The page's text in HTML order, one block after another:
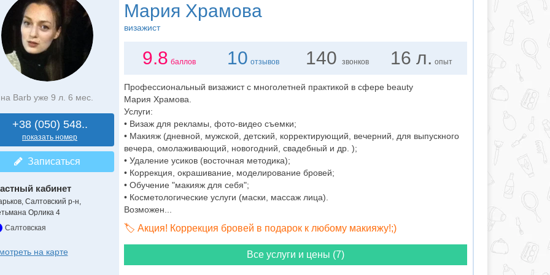
на Barb уже 9 л. 6 мес.
+38 (050) 548..
показать номер
Записаться
кабинет
Салтовский р-н,
Орлика 4
Салтовская
на карте
Мария Храмова
визажист
9.8 баллов 10 отзывов 140 звонков 16 л. опыт
Профессиональный визажист с многолетней практикой в сфере beauty
Мария Храмова.
Услуги:
• Визаж для рекламы, фото-видео съемки;
• Макияж (дневной, мужской, детский, корректирующий, вечерний, для выпускного
вечера, омолаживающий, новогодний, свадебный и др. );
• Удаление усиков (восточная методика);
• Коррекция, окрашивание, моделирование бровей;
• Обучение "макияж для себя";
• Косметологические услуги (маски, массаж лица).
Возможен...
🏷️ Акция! Коррекция бровей в подарок к любому макияжу!;)
Все услуги и цены (7)